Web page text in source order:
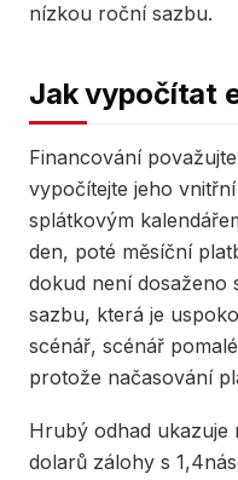
nízkou roční sazbu.
Jak vypočítat
Financování
vypočítejte jeho
splátkovým
den, poté měsíční
dokud není
sazbu, která je
scénář, scénář
protože načasování
Hrubý odhad ukazuje
dolarů zálohy s